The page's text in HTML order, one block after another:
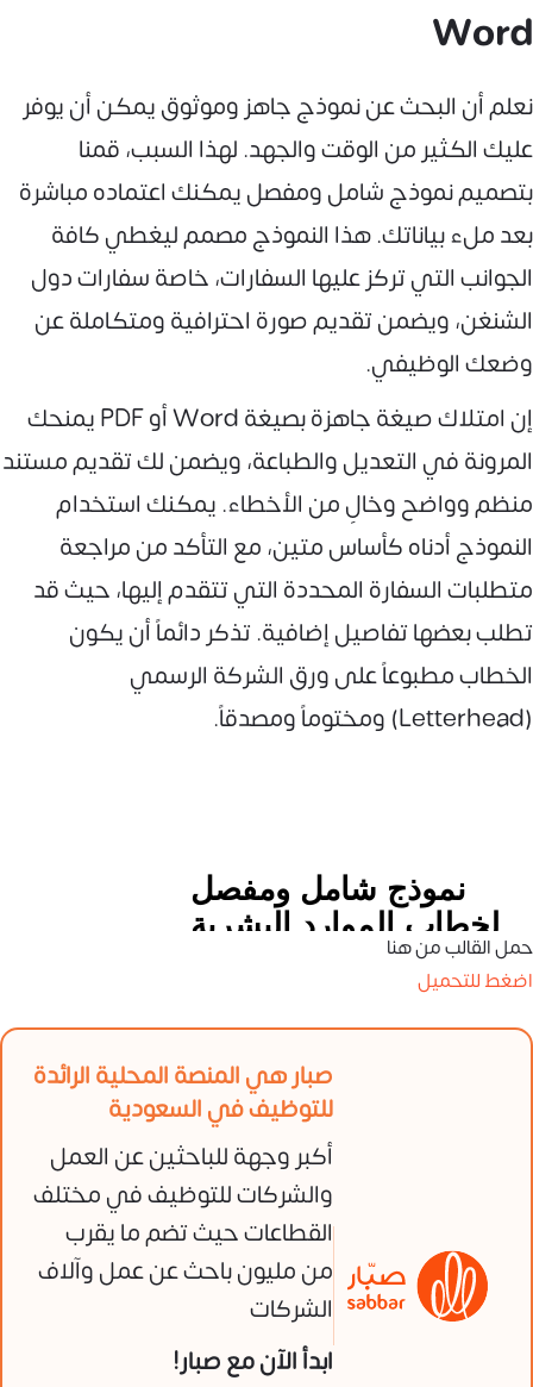
Word
نعلم أن البحث عن نموذج جاهز وموثوق يمكن أن يوفر
عليك الكثير من الوقت والجهد. لهذا السبب، قمنا
بتصميم نموذج شامل ومفصل يمكنك اعتماده مباشرة
بعد ملء بياناتك. هذا النموذج مصمم ليغطي كافة
الجوانب التي تركز عليها السفارات، خاصة سفارات دول
الشنغن، ويضمن تقديم صورة احترافية ومتكاملة عن
وضعك الوظيفي.
إن امتلاك صيغة جاهزة بصيغة Word أو PDF يمنحك
المرونة في التعديل والطباعة، ويضمن لك تقديم مستند
منظم وواضح وخالٍ من الأخطاء. يمكنك استخدام
النموذج أدناه كأساس متين، مع التأكد من مراجعة
متطلبات السفارة المحددة التي تتقدم إليها، حيث قد
تطلب بعضها تفاصيل إضافية. تذكر دائماً أن يكون
الخطاب مطبوعاً على ورق الشركة الرسمي
(Letterhead) ومختوماً ومصدقاً.
حمل القالب من هنا
اضغط للتحميل
صبار هي المنصة المحلية الرائدة
للتوظيف في السعودية
أكبر وجهة للباحثين عن العمل
والشركات للتوظيف في مختلف
القطاعات حيث تضم ما يقرب
من مليون باحث عن عمل وآلاف
الشركات
ابدأ الآن مع صبار!